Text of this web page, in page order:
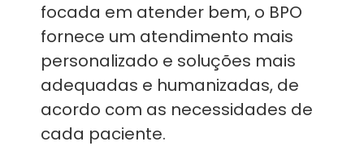
focada em atender bem, o BPO
fornece um atendimento mais
personalizado e soluções mais
adequadas e humanizadas, de
acordo com as necessidades de
cada paciente.